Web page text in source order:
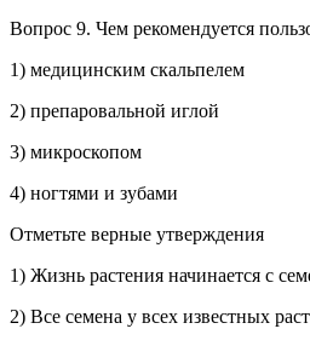
Вопрос 9. Чем рекомендуется
1) медицинским скальпелем
2) препаровальной иглой
3) микроскопом
4) ногтями и зубами
Отметьте верные утверждения
1) Жизнь растения начинается с
2) Все семена у всех известных